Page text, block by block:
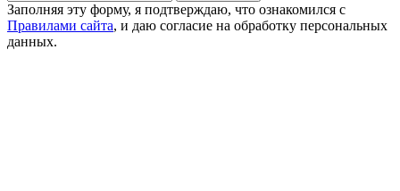
Заполняя эту форму, я подтверждаю, что ознакомился с
Правилами сайта, и даю согласие на обработку персональных
данных.